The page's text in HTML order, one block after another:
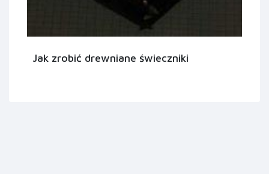
Jak zrobić drewniane świeczniki